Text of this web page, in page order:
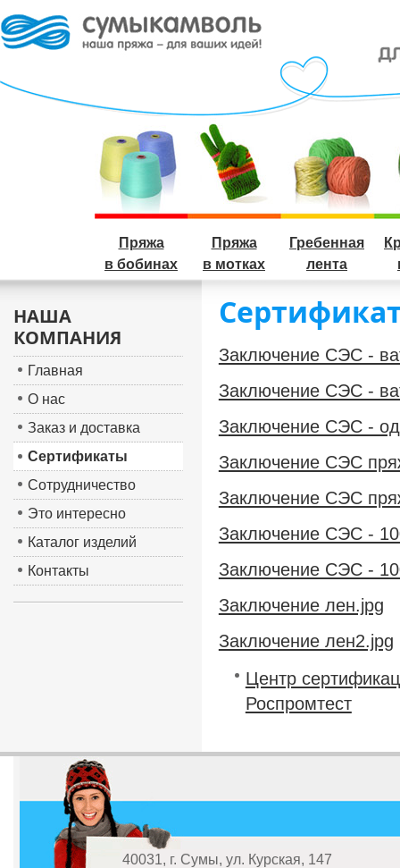
Пряжа
в бобинах
Пряжа
в мотках
Гребенная
лента
Заключение СЭС -
Заключение СЭС -
Заключение СЭС -
Заключение СЭС
Заключение СЭС
Заключение СЭС -
Заключение СЭС -
Заключение лен.jpg
Заключение лен2.jpg
Центр
Роспромтест
НАША
КОМПАНИЯ
Главная
О нас
Заказ и доставка
Сертификаты
Сотрудничество
Это интересно
Каталог изделий
Контакты
40031, г. Сумы, ул. Курская, 147